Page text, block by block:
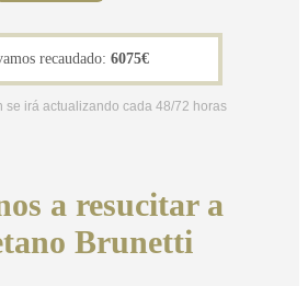
recaudado:6075€
se irá actualizando cada 48/72 horas
a resucitar a
Brunetti